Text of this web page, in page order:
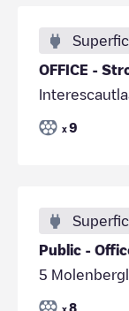
OFFICE -
x 9
Public -
5
x 8